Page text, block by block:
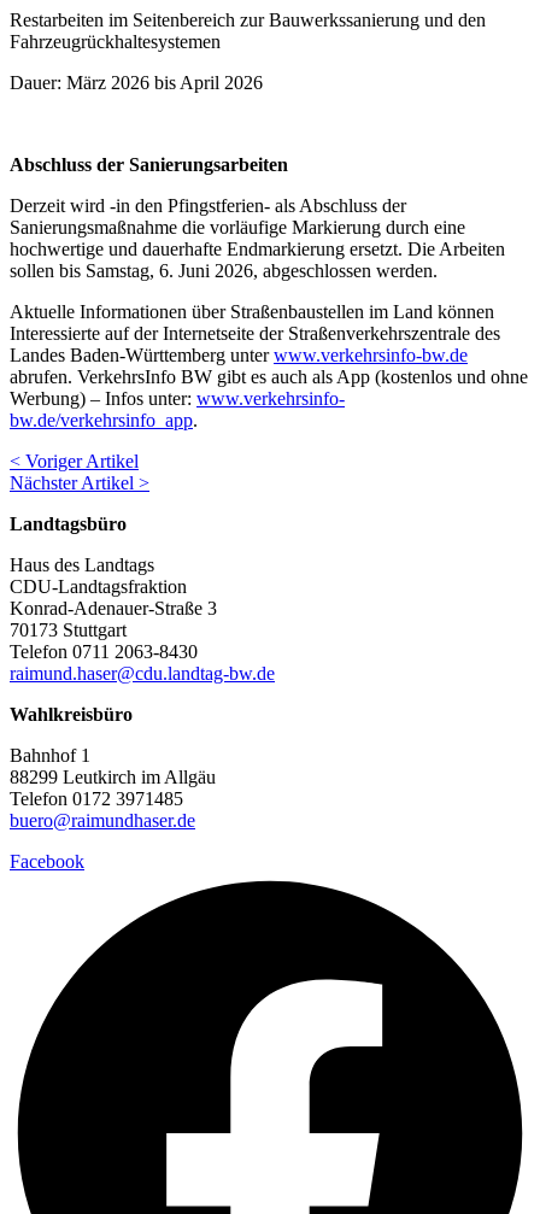
Restarbeiten im Seitenbereich zur Bauwerkssanierung und den
Fahrzeugrückhaltesystemen
Dauer: März 2026 bis April 2026
Abschluss der Sanierungsarbeiten
Derzeit wird -in den Pfingstferien- als Abschluss der
Sanierungsmaßnahme die vorläufige Markierung durch eine
hochwertige und dauerhafte Endmarkierung ersetzt. Die Arbeiten
sollen bis Samstag, 6. Juni 2026, abgeschlossen werden.
Aktuelle Informationen über Straßenbaustellen im Land können
Interessierte auf der Internetseite der Straßenverkehrszentrale des
Landes Baden-Württemberg unterwww.verkehrsinfo-bw.de
abrufen. VerkehrsInfo BW gibt es auch als App (kostenlos und ohne
Werbung) – Infos unter: www.verkehrsinfo-
bw.de/verkehrsinfo_app.
< Voriger Artikel
Nächster Artikel >
Landtagsbüro
Haus des Landtags
CDU-Landtagsfraktion
Konrad-Adenauer-Straße 3
70173 Stuttgart
Telefon 0711 2063-8430
raimund.haser@cdu.landtag-bw.de
Wahlkreisbüro
Bahnhof 1
88299 Leutkirch im Allgäu
Telefon 0172 3971485
buero@raimundhaser.de
Facebook